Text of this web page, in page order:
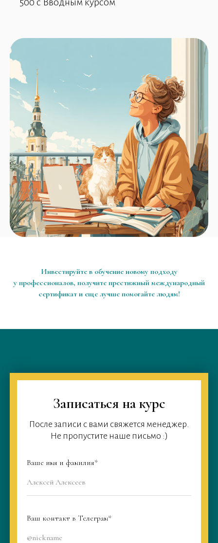
Инвестируйте в обучение новому подходу
у профессионалов, получите престижный международный
сертификат и еще лучше помогайте людям!
Записаться на курс
После записи с вами свяжется менеджер.
Не пропустите наше письмо :)
Ваше имя и фамилия*
Алексей Алексеев
Ваш контакт в Телеграм*
@nickname